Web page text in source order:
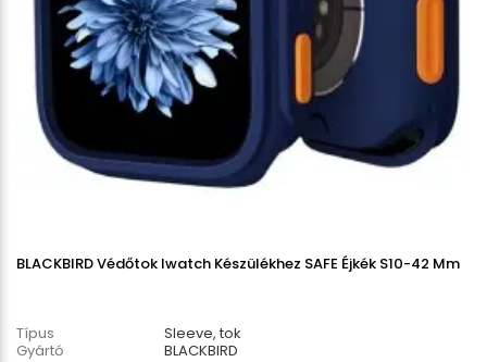
BLACKBIRD Védőtok Iwatch Készülékhez SAFE Éjkék S10-42 Mm
Típus
Sleeve, tok
Gyártó
BLACKBIRD